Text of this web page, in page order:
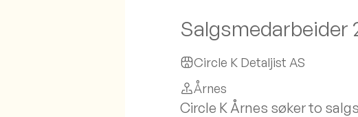
Salgsmedarbeider
Circle K Detaljist AS
Årnes
Circle K Årnes søker to